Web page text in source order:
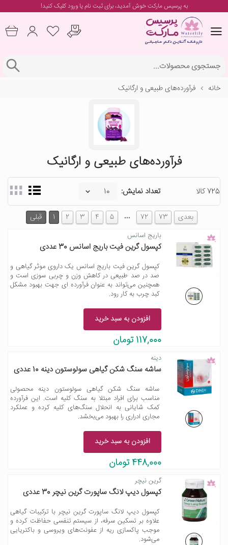
به پرسیس مارکت خوش آمدید، برایثبت نام یا ورودکلیک کنید!
خانه فرآورده‌های طبیعی و ارگانیک
فرآورده‌های طبیعی و ارگانیک
725 کالا تعداد نمایش:
قبلی 1 2 3 4 5 … 72 73 بعدی
باریج اسانس
کپسول گرین فیت باریج اسانس 30 عددی
کپسول گرین فیت باریج اسانس یک داروی موثر گیاهی و
صد در صد طبیعی در کاهش وزن و چربی سوزی است و
همچنین می‌تواند به عنوان فرآورده ای جهت بهبود مشکل
کبد چرب به کار رود.
افزودن به سبد خرید
117,000 تومان
دینه
ساشه سنگ شکن گیاهی سولوستون دینه 10 عددی
ساشه سنگ شکن گیاهی سولوستون دینه محصولی
مناسب برای افراد مبتلا به سنگ کلیه است. این فرآورده
کمک شایانی به انحلال سنگ‌های کلیه کرده و عملکرد
مجاری ادراری را بهبود می‌بخشد.
افزودن به سبد خرید
448,000 تومان
گرین نیچر
کپسول دیپ لانگ ساپورت گرین نیچر 30 عددی
کپسول دیپ لانگ ساپورت گرین نیچر با ترکیبات گیاهی
علاوه بر تسکین سرفه، از سیستم تنفسی حفاظت کرده و
موجب پاکسازی ریه از عفونت‌های ویروسی و باکتریایی
می‌شود.